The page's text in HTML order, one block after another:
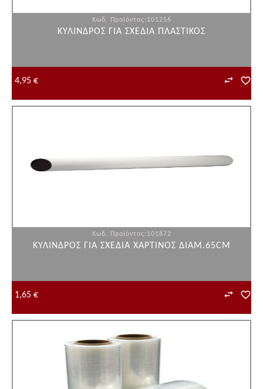
Κωδ. Προϊόντος:101256
ΚΥΛΙΝΔΡΟΣ ΓΙΑ ΣΧΕΔΙΑ ΠΛΑΣΤΙΚΟΣ
4,95 €
Κωδ. Προϊόντος:101872
ΚΥΛΙΝΔΡΟΣ ΓΙΑ ΣΧΕΔΙΑ ΧΑΡΤΙΝΟΣ ΔΙΑΜ.65CM
1,65 €